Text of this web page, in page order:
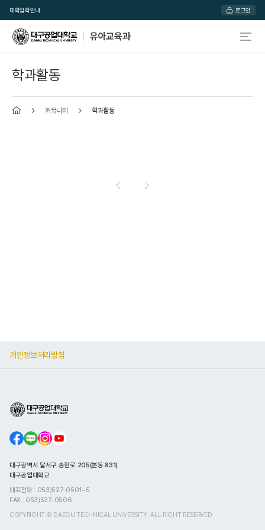
대학입학안내 로그인
유아교육과
학과활동
커뮤니티 학과활동
개인정보처리방침
대구광역시 달서구 송현로 205(본동 831)
대구공업대학교
대표전화 : 053)527-0501~5
FAX : 053)527-0506
COPYRIGHT © DAEGU TECHNICAL UNIVERSITY. ALL RIGHT RESERVED